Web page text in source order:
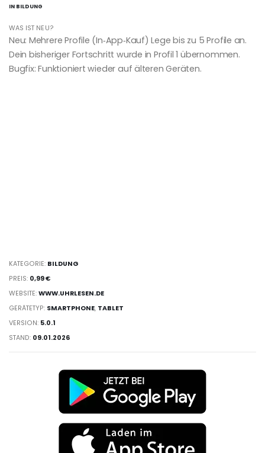
IN BILDUNG
WAS IST NEU?
Neu: Mehrere Profile (In‑App‑Kauf) Lege bis zu 5 Profile an.
Dein bisheriger Fortschritt wurde in Profil 1 übernommen.
Bugfix: Funktioniert wieder auf älteren Geräten.
KATEGORIE: BILDUNG
PREIS: 0,99 €
WEBSITE:WWW.UHRLESEN.DE
GERÄTETYP: SMARTPHONE, TABLET
VERSION: 5.0.1
STAND: 09.01.2026